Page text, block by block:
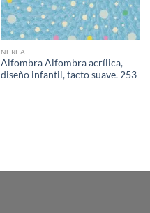
NEREA
Alfombra Alfombra acrílica,
diseño infantil, tacto suave. 253